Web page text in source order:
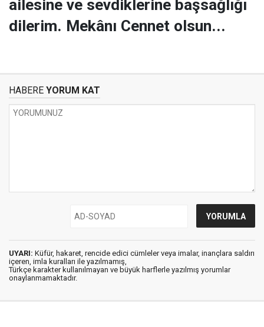
ailesine ve sevdiklerine başsağlığı
dilerim. Mekânı Cennet olsun...
HABERE YORUM KAT
UYARI: Küfür, hakaret, rencide edici cümleler veya imalar, inançlara saldırı
içeren, imla kuralları ile yazılmamış,
Türkçe karakter kullanılmayan ve büyük harflerle yazılmış yorumlar
onaylanmamaktadır.